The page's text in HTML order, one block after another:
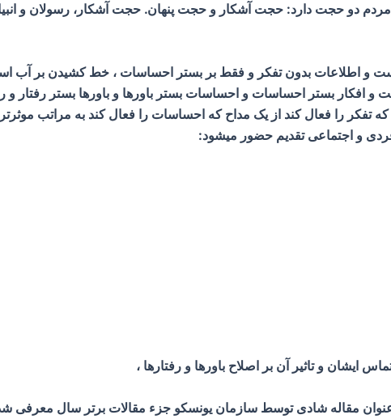
دو حجت دارد: حجت آشکار و حجت پنهان. حجت آشکار، رسولان و
اطلاعات بدون تفکر و فقط بر بستر احساسات ، خط کشیدن بر آب
افکار بستر احساسات و احساسات بستر باورها و باورها بستر رفتار و
را فعال کند از یک مداح که احساسات را فعال کند به مراتب موثرتر
و اجتماعی تقدیم حضور میشود:
عنوان مقاله شادی توسط سازمان یونسکو جزء مقالات برتر سال معرفی